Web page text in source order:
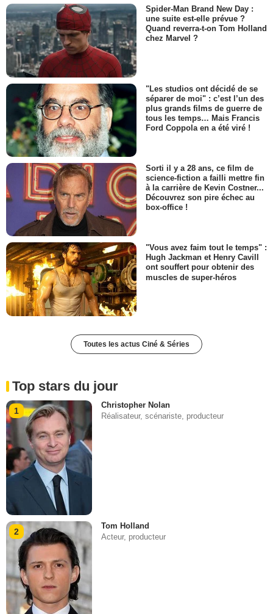
Spider-Man Brand New Day :
une suite est-elle prévue ?
Quand reverra-t-on Tom Holland
chez Marvel ?
"Les studios ont décidé de se
séparer de moi" : c’est l’un des
plus grands films de guerre de
tous les temps… Mais Francis
Ford Coppola en a été viré !
Sorti il y a 28 ans, ce film de
science-fiction a failli mettre fin
à la carrière de Kevin Costner...
Découvrez son pire échec au
box-office !
"Vous avez faim tout le temps" :
Hugh Jackman et Henry Cavill
ont souffert pour obtenir des
muscles de super-héros
Toutes les actus Ciné & Séries
Top stars du jour
1
Christopher Nolan
Réalisateur, scénariste, producteur
2
Tom Holland
Acteur, producteur